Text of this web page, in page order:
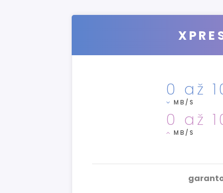
0 až
MB/S
0 až
MB/S